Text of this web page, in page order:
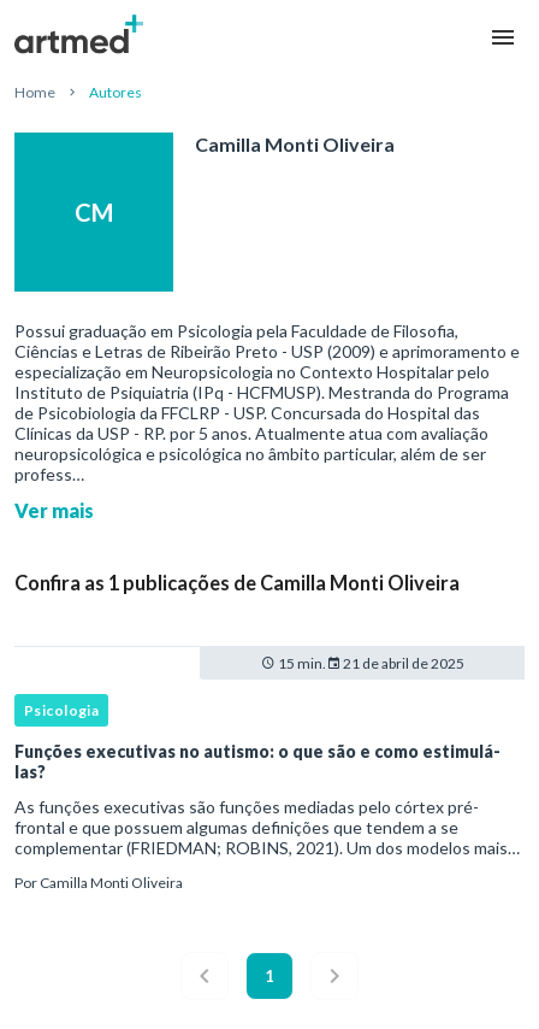
Home Autores
CM
Camilla Monti Oliveira
Possui graduação em Psicologia pela Faculdade de Filosofia,
Ciências e Letras de Ribeirão Preto - USP (2009) e aprimoramento e
especialização em Neuropsicologia no Contexto Hospitalar pelo
Instituto de Psiquiatria (IPq - HCFMUSP). Mestranda do Programa
de Psicobiologia da FFCLRP - USP. Concursada do Hospital das
Clínicas da USP - RP. por 5 anos. Atualmente atua com avaliação
neuropsicológica e psicológica no âmbito particular, além de ser
profess…
Ver mais
Confira as 1 publicações de Camilla Monti Oliveira
15 min. 21 de abril de 2025
Psicologia
Funções executivas no autismo: o que são e como estimulá-
las?
As funções executivas são funções mediadas pelo córtex pré-
frontal e que possuem algumas definições que tendem a se
complementar (FRIEDMAN; ROBINS, 2021). Um dos modelos mais
propõe que h
Por Camilla Monti Oliveira
1